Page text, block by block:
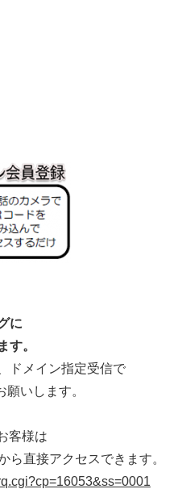
に
す。
ドメイン指定受信で
いします。
客様は
ら直接アクセスできます。